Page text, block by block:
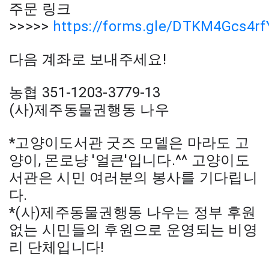
주문 링크
>>>>> https://forms.gle/
다음 계좌로 보내주세요!
농협 351-1203-3779-13
(사)제주동물권행동 나우
*고양이도서관 굿즈 모델은 마라도 고
양이, 몬로냥 '얼큰'입니다.^^ 고양이도
서관은 시민 여러분의 봉사를 기다립니
다.
*(사)제주동물권행동 나우는 정부 후원
없는 시민들의 후원으로 운영되는 비영
리 단체입니다!